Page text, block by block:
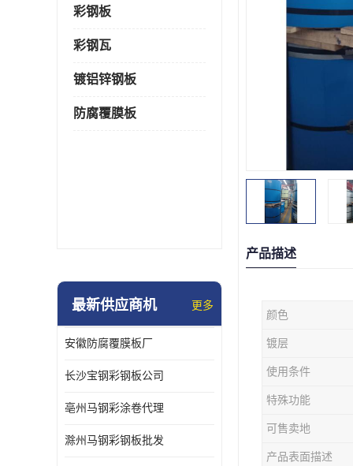
彩钢板
彩钢瓦
镀铝锌钢板
防腐覆膜板
最新供应商机 更多
安徽防腐覆膜板厂
长沙宝钢彩钢板公司
亳州马钢彩涂卷代理
滁州马钢彩钢板批发
产品描述
颜色
镀层
使用条件
特殊功能
可售卖地
产品表面描述